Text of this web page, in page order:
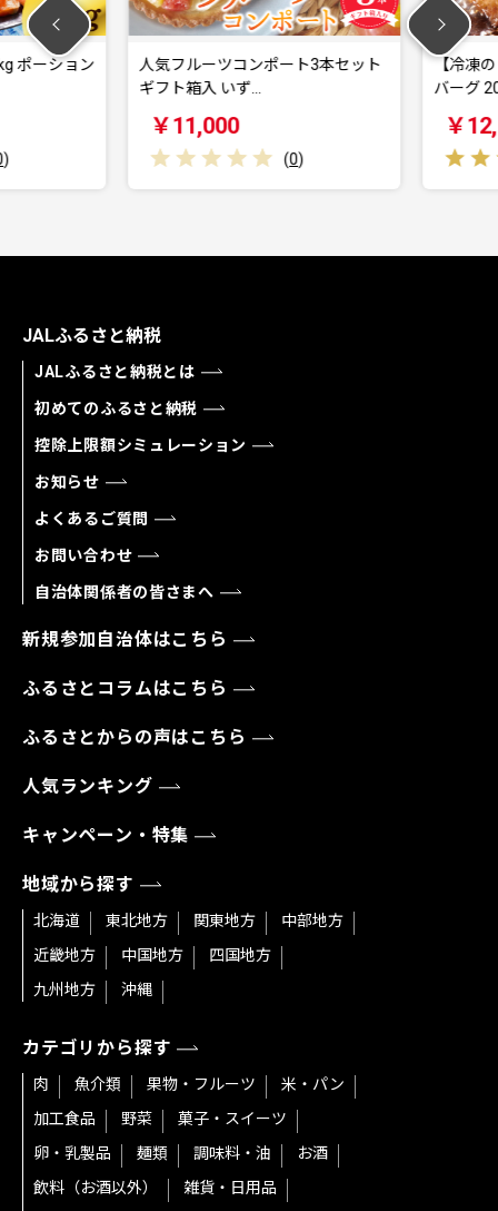
ーション
人気フルーツコンポート3本セット
ギフト箱入 いず…
￥11,000
( )
【冷凍の
バーグ
￥
JALふるさと納税
JALふるさと納税とは
初めてのふるさと納税
控除上限額シミュレーション
お知らせ
よくあるご質問
お問い合わせ
自治体関係者の皆さまへ
新規参加自治体はこちら
ふるさとコラムはこちら
ふるさとからの声はこちら
人気ランキング
キャンペーン・特集
地域から探す
北海道 東北地方 関東地方
中部地方
近畿地方
中国地方
四国地方
九州地方
沖縄
カテゴリから探す
肉 魚介類 果物・フルーツ
米・パン
加工食品
野菜
菓子・スイーツ
卵・乳製品
麺類 調味料・油
お酒
飲料（お酒以外）
雑貨・日用品